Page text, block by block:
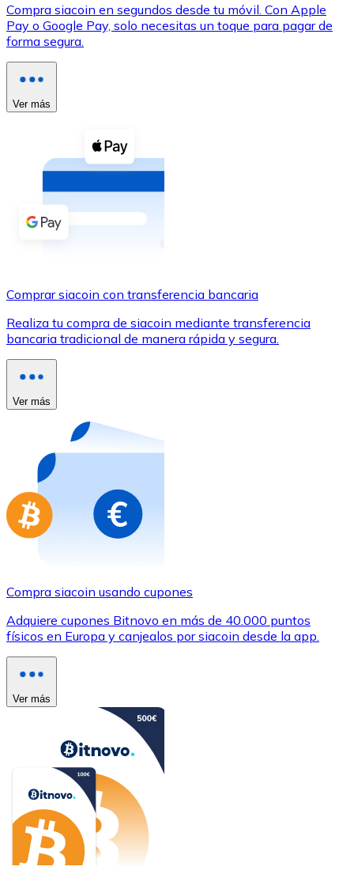
XRP
XRP
Ver todo
Compra criptomonedas con efectivo en tu tienda más
Comprar con efectivo
Transferencia SEPA
Utiliza tarjetas Visa y Mastercard para comprar
Comprar con tarjeta
Compra tarjetas regalo de tus marcas favoritas con
Ir a la tienda de tarjetas regalo
Compra siacoin en segundos desde tu móvil. Con Apple
Pay o Google Pay, solo necesitas un toque para pagar de
forma segura.
Ver más
Comprar siacoin con transferencia bancaria
Realiza tu compra de siacoin mediante transferencia
bancaria tradicional de manera rápida y segura.
Ver más
Compra siacoin usando cupones
Adquiere cupones Bitnovo en más de 40.000 puntos
físicos en Europa y canjealos por siacoin desde la app.
Ver más